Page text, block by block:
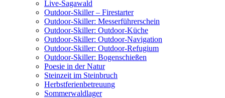
Live-Sagawald
Outdoor-Skiller – Firestarter
Outdoor-Skiller: Messerführerschein
Outdoor-Skiller: Outdoor-Küche
Outdoor-Skiller: Outdoor-Navigation
Outdoor-Skiller: Outdoor-Refugium
Outdoor-Skiller: Bogenschießen
Poesie in der Natur
Steinzeit im Steinbruch
Herbstferienbetreuung
Sommerwaldlager